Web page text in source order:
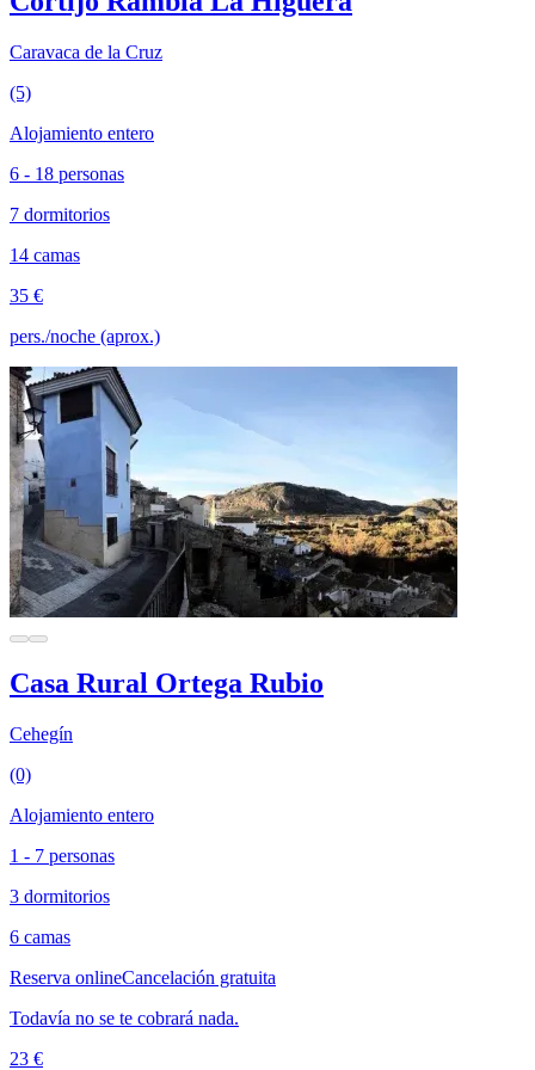
Caravaca de la Cruz
(5)
Alojamiento entero
6 - 18 personas
7 dormitorios
14 camas
35 €
pers./noche (aprox.)
Casa Rural Ortega Rubio
Cehegín
(0)
Alojamiento entero
1 - 7 personas
3 dormitorios
6 camas
Reserva onlineCancelación gratuita
Todavía no se te cobrará nada.
23 €